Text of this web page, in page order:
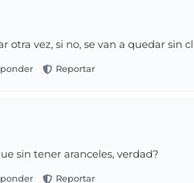
otra vez, si no, se van a quedar sin
sin tener aranceles, verdad?